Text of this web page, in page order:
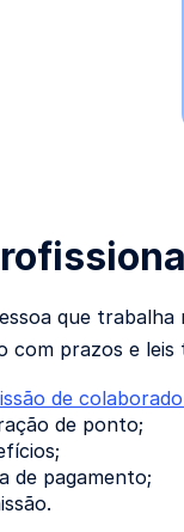
que
com prazos e
de
de ponto;
de pagamento;